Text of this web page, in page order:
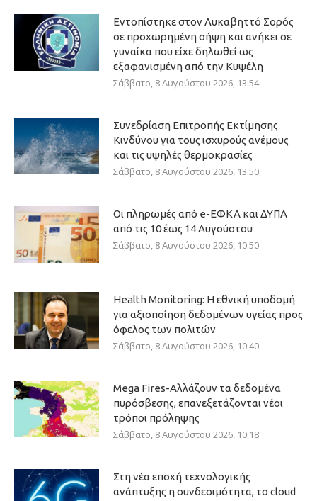
Εντοπίστηκε στον Λυκαβηττό Σορός
σε προχωρημένη σήψη και ανήκει σε
γυναίκα που είχε δηλωθεί ως
εξαφανισμένη από την Κυψέλη
Σάββατο, 8 Αυγούστου 2026, 13:54
Συνεδρίαση Επιτροπής Εκτίμησης
Κινδύνου για τους ισχυρούς ανέμους
και τις υψηλές θερμοκρασίες
Σάββατο, 8 Αυγούστου 2026, 13:50
Οι πληρωμές από e-ΕΦΚΑ και ΔΥΠΑ
από τις 10 έως 14 Αυγούστου
Σάββατο, 8 Αυγούστου 2026, 10:50
Health Monitoring: Η εθνική υποδομή
για αξιοποίηση δεδομένων υγείας προς
όφελος των πολιτών
Σάββατο, 8 Αυγούστου 2026, 10:40
Mega Fires-Αλλάζουν τα δεδομένα
πυρόσβεσης, επανεξετάζονται νέοι
τρόποι πρόληψης
Σάββατο, 8 Αυγούστου 2026, 10:18
Στη νέα εποχή τεχνολογικής
ανάπτυξης η συνδεσιμότητα, το cloud